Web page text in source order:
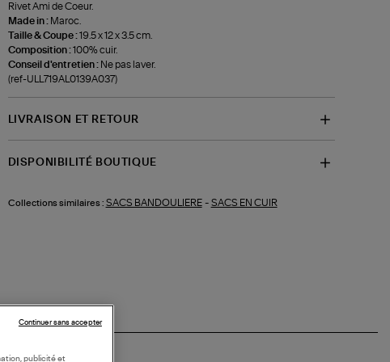
Rivet Ami de Coeur.
Made in : Maroc.
Taille & Coupe :19.5 x 12 x 3.5 cm.
Composition :100% cuir.
Conseil d'entretien : Ne pas laver.
(ref-ULL719AL0139A037)
LIVRAISON ET RETOUR
DISPONIBILITÉ BOUTIQUE
Collections similaires : SACS BANDOULIERE- SACS EN CUIR
publicité et
Continuer sans accepter